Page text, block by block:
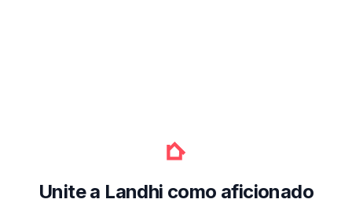
Unite a Landhi como aficionado